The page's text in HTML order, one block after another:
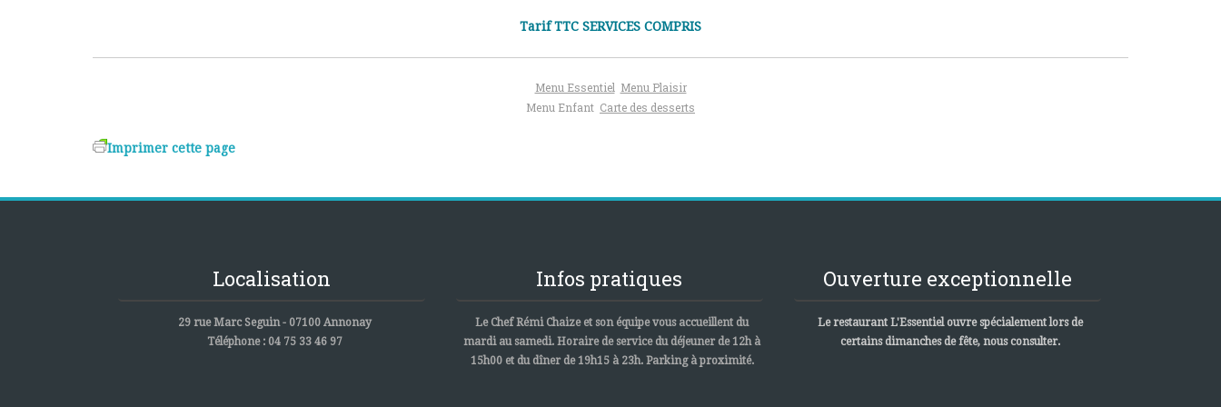
Tarif TTC SERVICES COMPRIS
Menu Essentiel Menu Plaisir
Menu Enfant Carte des desserts
Imprimer cette page
Localisation
29 rue Marc Seguin - 07100 Annonay
Téléphone : 04 75 33 46 97
Infos pratiques
Le Chef Rémi Chaize et son équipe vous accueillent du
mardi au samedi. Horaire de service du déjeuner de 12h à
15h00 et du dîner de 19h15 à 23h. Parking à proximité.
Ouverture exceptionnelle
Le restaurant L'Essentiel ouvre spécialement lors de
certains dimanches de fête, nous consulter.